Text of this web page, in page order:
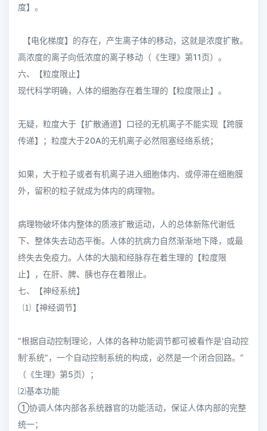
度】。
【电化梯度】的存在，产生离子体的移动，这就是浓度扩散。
高浓度的离子向低浓度的离子移动（《生理》第11页）。
六、【粒度限止】
现代科学明确，人体的细胞存在着生理的【粒度限止】。
无疑，粒度大于【扩散通道】口径的无机离子不能实现【跨膜
传递】；粒度大于20A的无机离子必然阻塞经络系统；
如果，大于粒子或者有机离子进入细胞体内、或停滞在细胞膜
外，留积的粒子就成为体内的病理物。
病理物破坏体内整体的质液扩散运动，人的总体新陈代谢低
下、整体失去动态平衡。人体的抗病力自然渐渐地下降，或最
终失去免疫力。人体的大脑和经脉存在着生理的【粒度限
止】，在肝、脾、胰也存在着限止。
七、【神经系统】
⑴【神经调节】
“根据自动控制理论，人体的各种功能调节都可被看作是‘自动控
制’系统”，一个自动控制系统的构成，必然是一个闭合回路。”
（《生理》第5页）；
⑵基本功能
①协调人体内部各系统器官的功能活动，保证人体内部的完整
统一；